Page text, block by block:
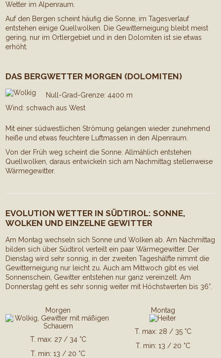
Wetter im Alpenraum.
Auf den Bergen scheint häufig die Sonne, im Tagesverlauf
entstehen einige Quellwolken. Die Gewitterneigung bleibt meist
gering, nur im Ortlergebiet und in den Dolomiten ist sie etwas
erhöht.
DAS BERGWETTER MORGEN (DOLOMITEN)
Null-Grad-Grenze: 4400 m
Wind: schwach aus West
Mit einer südwestlichen Strömung gelangen wieder zunehmend
heiße und etwas feuchtere Luftmassen in den Alpenraum.
Von der Früh weg scheint die Sonne. Allmählich entstehen
Quellwolken, daraus entwickeln sich am Nachmittag stellenweise
Wärmegewitter.
EVOLUTION WETTER IN SÜDTIROL: SONNE,
WOLKEN UND EINZELNE GEWITTER
Am Montag wechseln sich Sonne und Wolken ab. Am Nachmittag
bilden sich über Südtirol verteilt ein paar Wärmegewitter. Der
Dienstag wird sehr sonnig, in der zweiten Tageshälfte nimmt die
Gewitterneigung nur leicht zu. Auch am Mittwoch gibt es viel
Sonnenschein, Gewitter entstehen nur ganz vereinzelt. Am
Donnerstag geht es sehr sonnig weiter mit Höchstwerten bis 36°.
Morgen
T. max: 27 / 34 °C
T. min: 13 / 20 °C
Montag
T. max: 28 / 35 °C
T. min: 13 / 20 °C